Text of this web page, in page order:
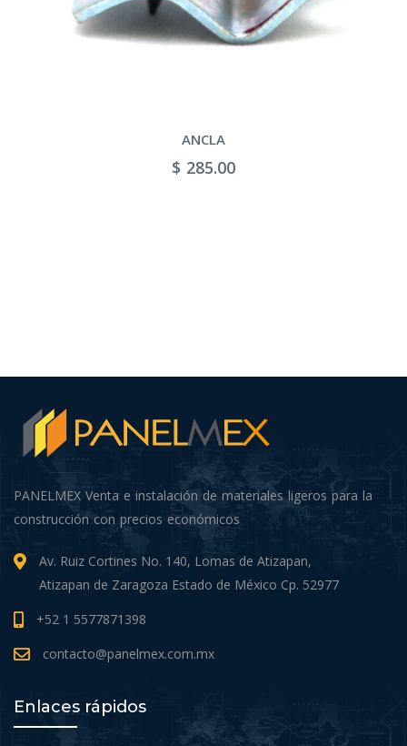
ANCLA
$ 285.00
PANELMEX Venta e instalación de materiales ligeros para la
construcción con precios económicos
Av. Ruiz Cortines No. 140, Lomas de Atizapan,
Atizapan de Zaragoza Estado de México Cp. 52977
+52 1 5577871398
contacto@panelmex.com.mx
Enlaces rápidos